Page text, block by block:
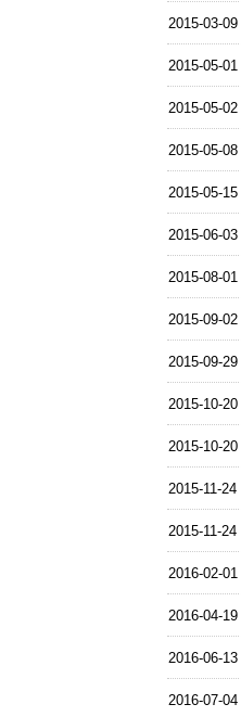
2015-03-09
2015-05-01
2015-05-02
2015-05-08
2015-05-15
2015-06-03
2015-08-01
2015-09-02
2015-09-29
2015-10-20
2015-10-20
2015-11-24
2015-11-24
2016-02-01
2016-04-19
2016-06-13
2016-07-04